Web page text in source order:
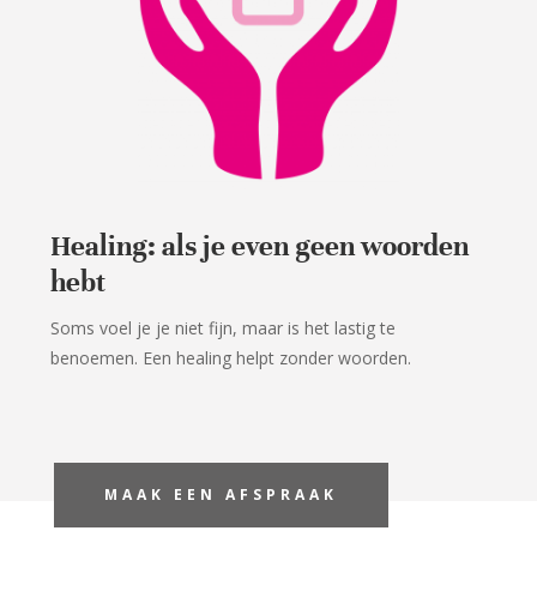
Healing: als je even geen woorden
hebt
Soms voel je je niet fijn, maar is het lastig te
benoemen. Een healing helpt zonder woorden.
MAAK EEN AFSPRAAK